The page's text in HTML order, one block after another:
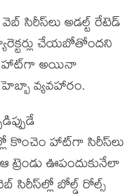
సిరీస్‌లు అడల్ట్ రేటెడ్
చేయబోతోందని
హాట్‌గా అయినా
వ్యవహారం.
కొంచెం హాట్‌గా సిరీస్‌లు
ట్రెండు ఊపందుకునేలా
సిరీస్‌ల్లో బోల్డ్ రోల్స్